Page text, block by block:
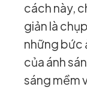
cách này,
giản là
những bức
của ánh
sáng mềm